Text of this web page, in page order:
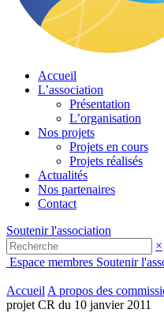
Accueil
L’association
Présentation
L’organisation
Nos projets
Projets en cours
Projets réalisés
Actualités
Nos partenaires
Contact
Soutenir l'association
×
Espace membres Soutenir
Accueil A propos des
projet CR du 10 janvier 2011